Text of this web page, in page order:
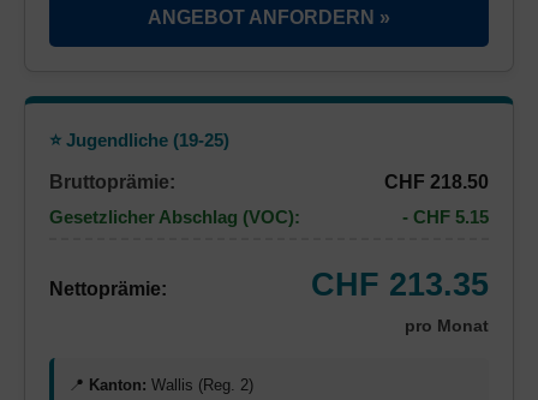
ANGEBOT ANFORDERN »
⭐ Jugendliche (19-25)
Bruttoprämie:
CHF 218.50
Gesetzlicher Abschlag (VOC):
- CHF 5.15
Nettoprämie: CHF 213.35
pro Monat
📍 Kanton: Wallis (Reg. 2)